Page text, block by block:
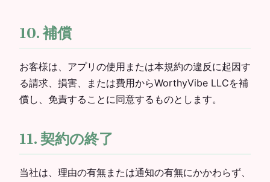
10. 補償
お客様は、アプリの使用または本規約の違反に起因す
る請求、損害、または費用からWorthyVibe LLCを補
償し、免責することに同意するものとします。
11. 契約の終了
当社は、理由の有無または通知の有無にかかわらず、